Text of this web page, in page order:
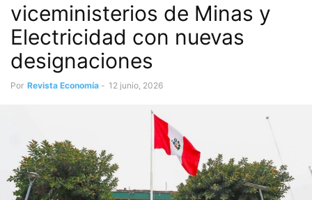
viceministerios de Minas y
Electricidad con nuevas
designaciones
Por Revista Economía - 12 junio, 2026